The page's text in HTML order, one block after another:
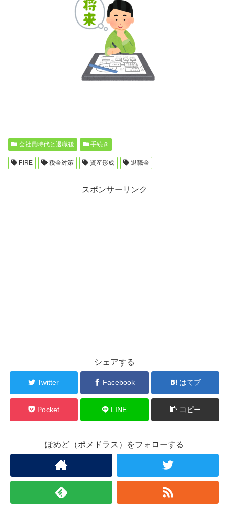
会社員時代と退職後 手続き
FIRE 税金対策 資産形成 退職金
スポンサーリンク
シェアする
Twitter Facebook はてブ
Pocket LINE コピー
ぽめど（ポメドラス）をフォローする